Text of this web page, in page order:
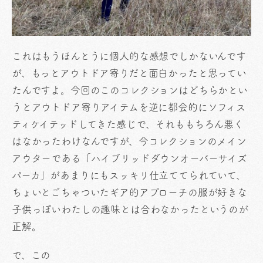
これはもうほんとうに個人的な感想でしかないんです
が、もっとアウトドア寄りだと面白かったと思ってい
たんですよ。今回のこのコレクションはどちらかとい
うとアウトドア寄りアイテムを逆に都会的にソフィス
ティケイテッドしてきた感じで、それももちろん悪く
はなかったわけなんですが、今コレクションのメイン
アウターである「ハイブリッドダウンオーバーサイズ
パーカ」があまりにもスッキリ仕立ててられていて、
ちょいとごちゃついたギア的アプローチの服が好きな
子供っぽいわたしの趣味とは合わなかったというのが
正解。
で、この